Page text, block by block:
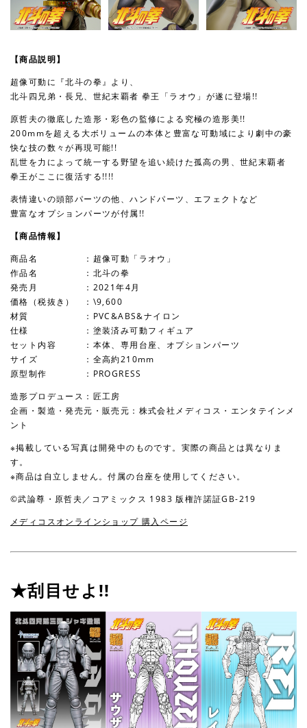
【商品説明】
超像可動に『北斗の拳』より、
北斗四兄弟・長兄、世紀末覇者 拳王「ラオウ」が遂に登場!!
原哲夫の徹底した造形・彩色の監修による究極の造形美!!
200mmを超える大ボリュームの本体と豊富な可動域により劇中の豪
快な技の数々が再現可能!!
乱世を力によって統一する野望を追い続けた孤高の男、世紀末覇者
拳王がここに復活する!!!!
表情違いの頭部パーツの他、ハンドパーツ、エフェクトなど
豊富なオプションパーツが付属!!
【商品情報】
商品名 ：超像可動「ラオウ」
作品名 ：北斗の拳
発売月 ：2021年4月
価格（税抜き） ：\9,600
材質 ：PVC&ABS&ナイロン
仕様 ：塗装済み可動フィギュア
セット内容 ：本体、専用台座、オプションパーツ
サイズ ：全高約210mm
原型制作 ：PROGRESS
造形プロデュース：匠工房
企画・製造・発売元・販売元：株式会社メディコス・エンタテインメ
ント
※掲載している写真は開発中のものです。実際の商品とは異なりま
す。
※商品は自立しません。付属の台座を使用してください。
©武論尊・原哲夫／コアミックス 1983 版権許諾証GB-219
メディコスオンラインショップ 購入ページ
★刮目せよ!!